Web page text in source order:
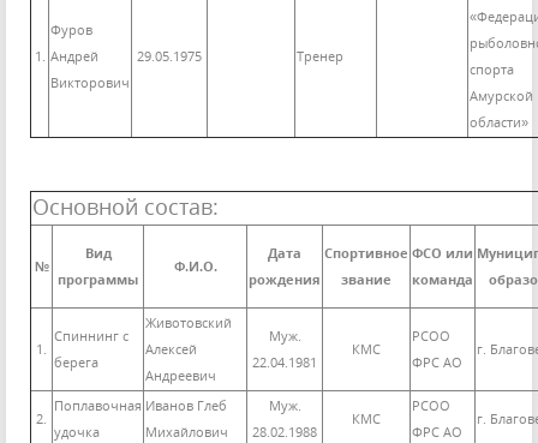
1.
Фуров
Андрей
Викторович
29.05.1975 Тренер
спорта
Амурской
области»
Основной состав:
№
Вид
программы
Ф.И.О.
Дата
рождения
Спортивное
звание
ФСО или
команда
1.
Спиннинг с
берега
Животовский
Алексей
Андреевич
Муж.
22.04.1981
КМС
РСОО
ФРС АО
г.
2.
Поплавочная
удочка
Иванов Глеб
Михайлович
Муж.
28.02.1988
КМС
РСОО
ФРС АО
г.